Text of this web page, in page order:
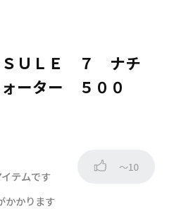
ＳＵＬＥ ７ ナチ
ーター ５００
テムです
～10
かかります